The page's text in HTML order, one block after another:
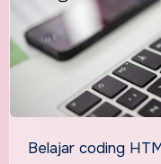
Belajar coding HTML (Hypertext Mark up